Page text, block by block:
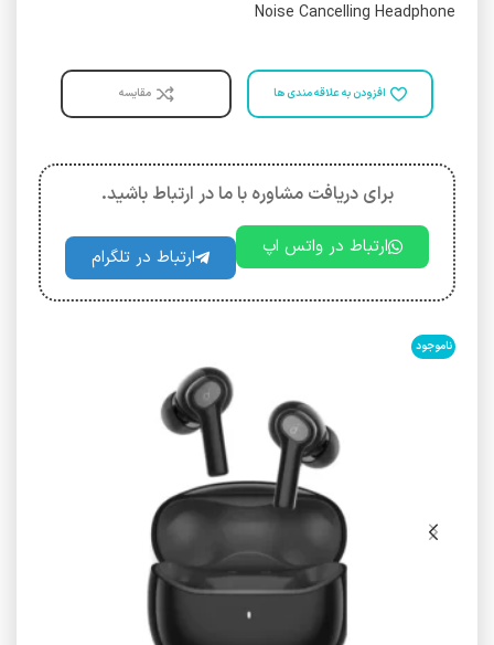
Noise Cancelling Headphone
افزودن به علاقه مندی ها مقایسه
برای دریافت مشاوره با ما در ارتباط باشید.
ارتباط در واتس اپ ارتباط در تلگرام
ناموجود